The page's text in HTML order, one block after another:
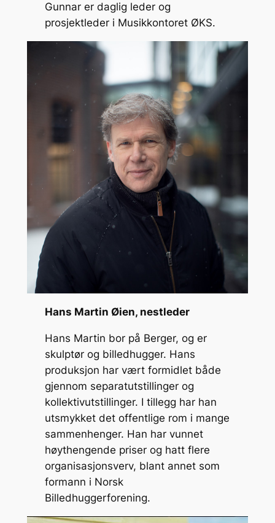
Gunnar er daglig leder og
prosjektleder i Musikkontoret ØKS.
Hans Martin Øien, nestleder
Hans Martin bor på Berger, og er
skulptør og billedhugger. Hans
produksjon har vært formidlet både
gjennom separatutstillinger og
kollektivutstillinger. I tillegg har han
utsmykket det offentlige rom i mange
sammenhenger. Han har vunnet
høythengende priser og hatt flere
organisasjonsverv, blant annet som
formann i Norsk
Billedhuggerforening.